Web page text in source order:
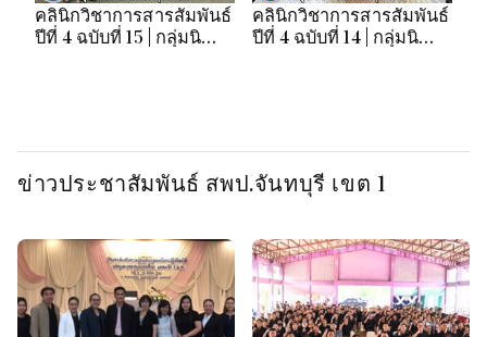
คลินิกวิชาการสารสัมพันธ์
ปีที่ 4 ฉบับที่ 15 | กลุ่มนิ
คลินิกวิชาการสารสัมพันธ์
ปีที่ 4 ฉบับที่ 14 | กลุ่มนิ
ข่าวประชาสัมพันธ์ สพป.จันทบุรี เขต 1